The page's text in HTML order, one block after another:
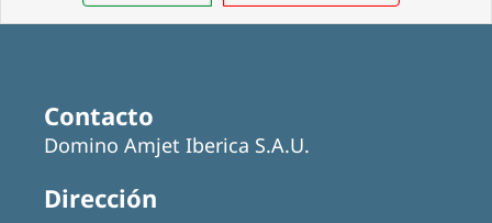
Contacto
Domino Amjet Iberica S.A.U.
Dirección